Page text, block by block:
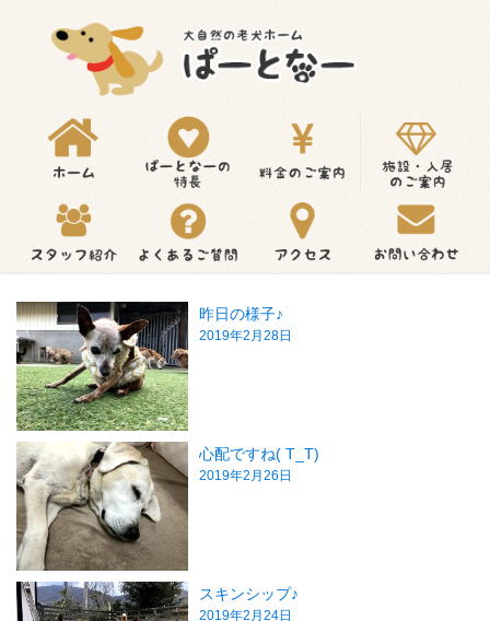
昨日の様子♪
2019年2月28日
心配ですね( T_T)
2019年2月26日
スキンシップ♪
2019年2月24日